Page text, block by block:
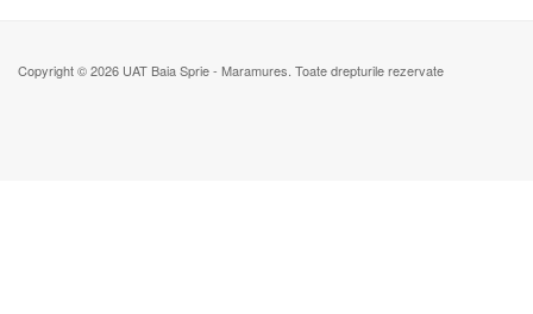
Copyright © 2026 UAT Baia Sprie - Maramures. Toate drepturile rezervate